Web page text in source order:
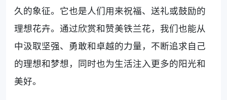
久的象征。它也是人们用来祝福、送礼或鼓励的
理想花卉。通过欣赏和赞美铁兰花，我们也能从
中汲取坚强、勇敢和卓越的力量，不断追求自己
的理想和梦想，同时也为生活注入更多的阳光和
美好。